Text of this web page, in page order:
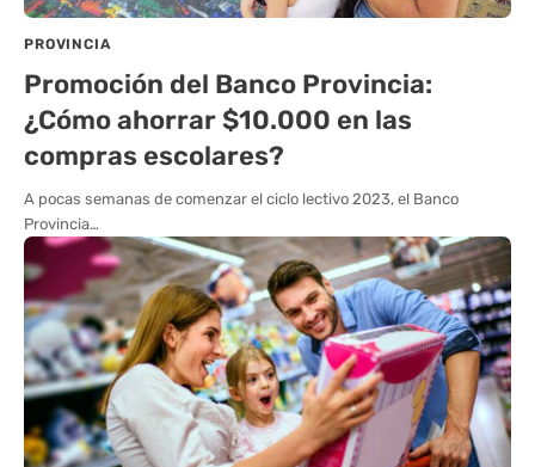
PROVINCIA
Promoción del Banco Provincia:
¿Cómo ahorrar $10.000 en las
compras escolares?
A pocas semanas de comenzar el ciclo lectivo 2023, el Banco
Provincia…